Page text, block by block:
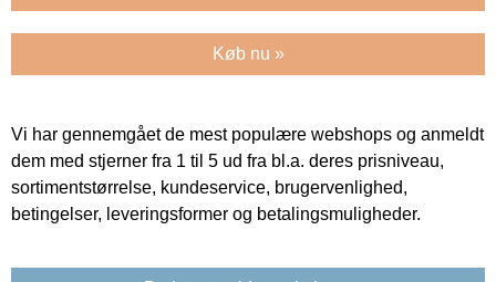
Køb nu »
Vi har gennemgået de mest populære webshops og anmeldt
dem med stjerner fra 1 til 5 ud fra bl.a. deres prisniveau,
sortimentstørrelse, kundeservice, brugervenlighed,
betingelser, leveringsformer og betalingsmuligheder.